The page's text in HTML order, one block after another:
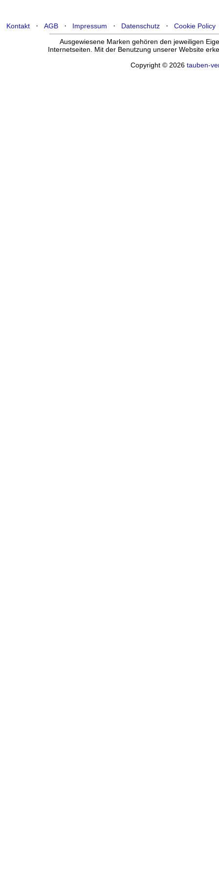
Kontakt· AGB· Impressum · Datenschutz· Cookie Policy
Ausgewiesene Marken gehören den jeweiligen
Internetseiten. Mit der Benutzung unserer Website
Copyright © 2026 tauben-